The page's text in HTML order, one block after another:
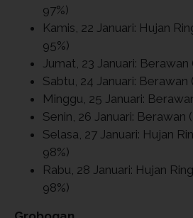
97%)
Kamis, 22 Januari: Hujan
95%)
Jumat, 23 Januari: Berawan
Sabtu, 24 Januari: Berawan
Minggu, 25 Januari:
Senin, 26 Januari: Berawan
Selasa, 27 Januari: Hujan
98%)
Rabu, 28 Januari: Hujan
98%)